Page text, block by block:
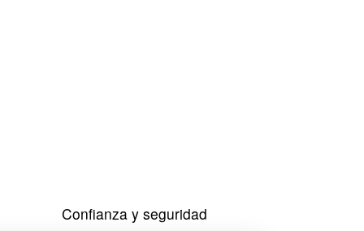
Confianza y seguridad